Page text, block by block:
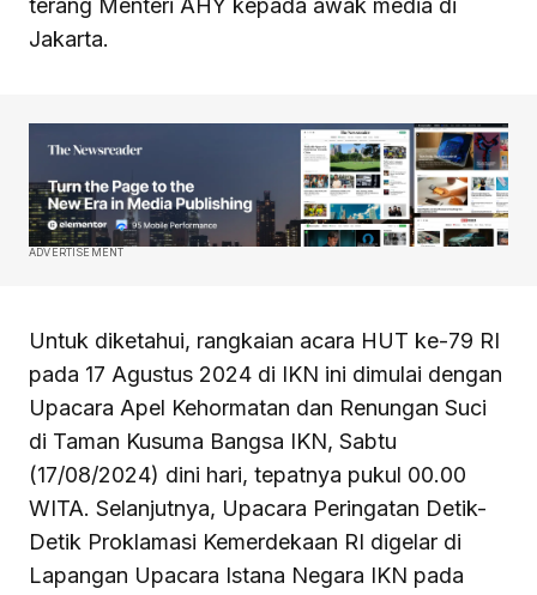
terang Menteri AHY kepada awak media di
Jakarta.
ADVERTISEMENT
Untuk diketahui, rangkaian acara HUT ke-79 RI
pada 17 Agustus 2024 di IKN ini dimulai dengan
Upacara Apel Kehormatan dan Renungan Suci
di Taman Kusuma Bangsa IKN, Sabtu
(17/08/2024) dini hari, tepatnya pukul 00.00
WITA. Selanjutnya, Upacara Peringatan Detik-
Detik Proklamasi Kemerdekaan RI digelar di
Lapangan Upacara Istana Negara IKN pada